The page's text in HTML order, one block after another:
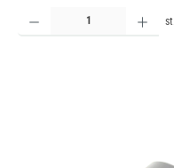
Produktkvantitet: Ange önskat belopp
st.